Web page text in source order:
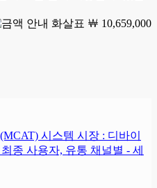
￦ 10,659,000
시스템 시장 : 디바이
종 사용자, 유통 채널별 - 세